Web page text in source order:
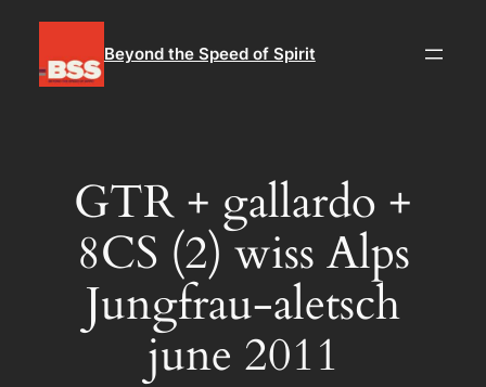
contenu
Beyond the Speed of Spirit
GTR + gallardo +
8CS (2) wiss Alps
Jungfrau-aletsch
june 2011